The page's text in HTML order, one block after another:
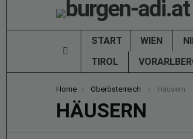
START WIEN
TIROL
You are here:
Home Oberösterreich Häusern
HÄUSERN